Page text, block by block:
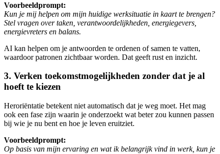
Voorbeeldprompt:
Kun je mij helpen om mijn huidige werksituatie in kaart te brengen?
Stel vragen over taken, verantwoordelijkheden, energiegevers,
energievreters en balans.
AI kan helpen om je antwoorden te ordenen of samen te vatten,
waardoor patronen zichtbaar worden. Dat geeft rust en inzicht.
3. Verken toekomstmogelijkheden zonder dat je al
hoeft te kiezen
Heroriëntatie betekent niet automatisch dat je weg moet. Het mag
ook een fase zijn waarin je onderzoekt wat beter zou kunnen passen
bij wie je nu bent en hoe je leven eruitziet.
Voorbeeldprompt:
Op basis van mijn ervaring en wat ik belangrijk vind in werk, kun je